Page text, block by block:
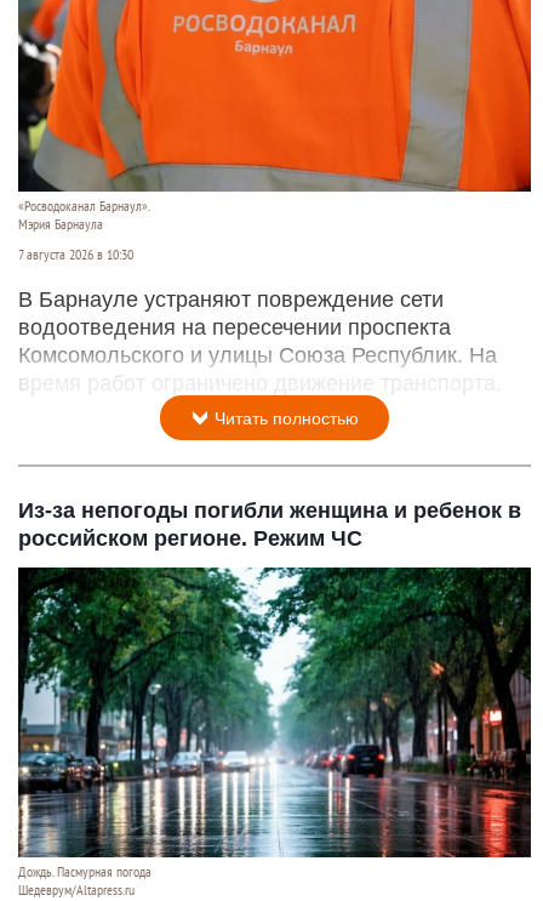
«Росводоканал Барнаул».
Мэрия Барнаула
7 августа 2026 в 10:30
В Барнауле устраняют повреждение сети
водоотведения на пересечении проспекта
Комсомольского и улицы Союза Республик. На
время работ ограничено движение транспорта.
Читать полностью
Из-за непогоды погибли женщина и ребенок в
российском регионе. Режим ЧС
Дождь. Пасмурная погода
Шедеврум/Altapress.ru